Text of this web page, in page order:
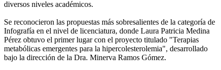
diversos niveles académicos.
Se reconocieron las propuestas más sobresalientes de la categoría de
Infografía en el nivel de licenciatura, donde Laura Patricia Medina
Pérez obtuvo el primer lugar con el proyecto titulado "Terapias
metabólicas emergentes para la hipercolesterolemia", desarrollado
bajo la dirección de la Dra. Minerva Ramos Gómez.